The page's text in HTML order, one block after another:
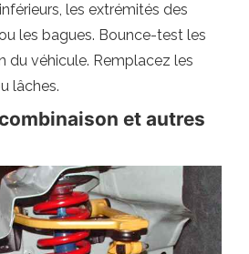
les extrémités des
les bagues. Bounce-test les
du véhicule. Remplacez les
lâches.
et autres